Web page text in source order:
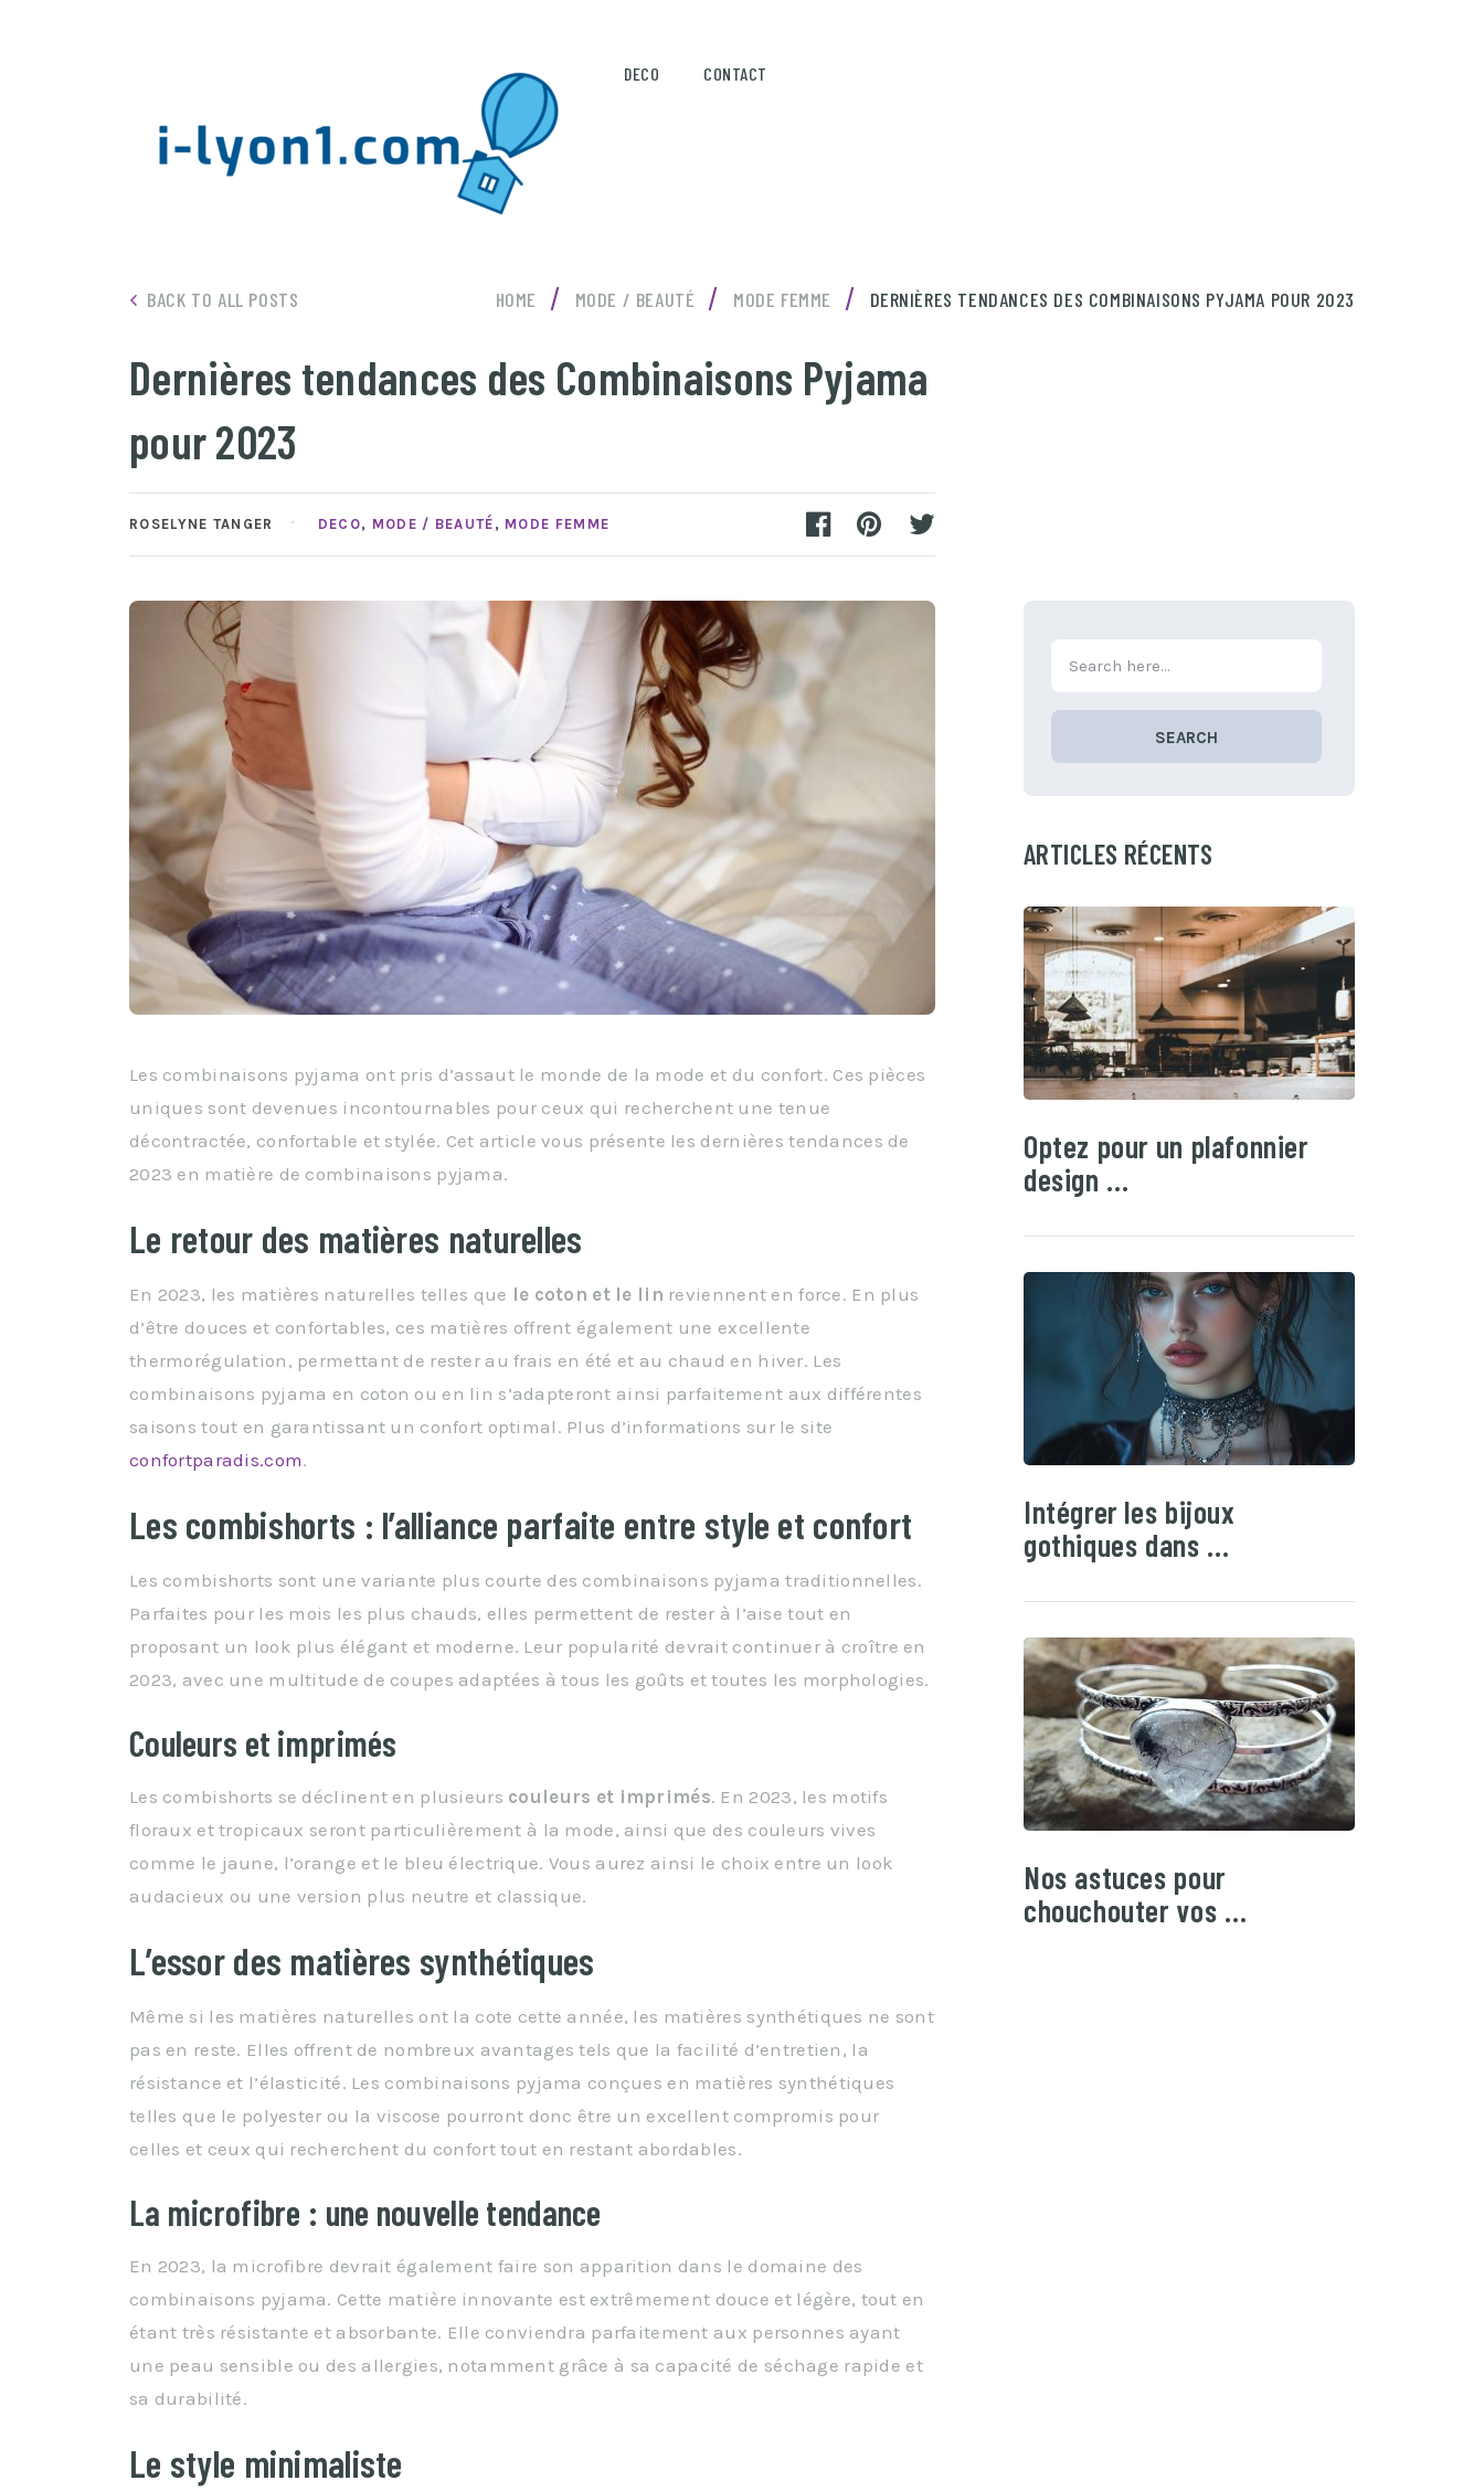
DECO CONTACT
BACK TO ALL POSTS HOME / MODE / BEAUTÉ / MODE FEMME / DERNIÈRES TENDANCES DES COMBINAISONS PYJAMA POUR 2023
Dernières tendances des Combinaisons Pyjama
pour 2023
ROSELYNE TANGER DECO, MODE / BEAUTÉ , MODE FEMME
Les combinaisons pyjama ont pris d’assaut le monde de la mode et du confort. Ces pièces
uniques sont devenues incontournables pour ceux qui recherchent une tenue
décontractée, confortable et stylée. Cet article vous présente les dernières tendances de
2023 en matière de combinaisons pyjama.
Le retour des matières naturelles
En 2023, les matières naturelles telles que le coton et le lin reviennent en force. En plus
d’être douces et confortables, ces matières offrent également une excellente
thermorégulation, permettant de rester au frais en été et au chaud en hiver. Les
combinaisons pyjama en coton ou en lin s’adapteront ainsi parfaitement aux différentes
saisons tout en garantissant un confort optimal. Plus d’informations sur le site
confortparadis.com.
Les combishorts : l’alliance parfaite entre style et confort
Les combishorts sont une variante plus courte des combinaisons pyjama traditionnelles.
Parfaites pour les mois les plus chauds, elles permettent de rester à l’aise tout en
proposant un look plus élégant et moderne. Leur popularité devrait continuer à croître en
2023, avec une multitude de coupes adaptées à tous les goûts et toutes les morphologies.
Couleurs et imprimés
Les combishorts se déclinent en plusieurs couleurs et imprimés. En 2023, les motifs
floraux et tropicaux seront particulièrement à la mode, ainsi que des couleurs vives
comme le jaune, l’orange et le bleu électrique. Vous aurez ainsi le choix entre un look
audacieux ou une version plus neutre et classique.
L’essor des matières synthétiques
Même si les matières naturelles ont la cote cette année, les matières synthétiques ne sont
pas en reste. Elles offrent de nombreux avantages tels que la facilité d’entretien, la
résistance et l’élasticité. Les combinaisons pyjama conçues en matières synthétiques
telles que le polyester ou la viscose pourront donc être un excellent compromis pour
celles et ceux qui recherchent du confort tout en restant abordables.
La microfibre : une nouvelle tendance
En 2023, la microfibre devrait également faire son apparition dans le domaine des
combinaisons pyjama. Cette matière innovante est extrêmement douce et légère, tout en
étant très résistante et absorbante. Elle conviendra parfaitement aux personnes ayant
une peau sensible ou des allergies, notamment grâce à sa capacité de séchage rapide et
sa durabilité.
Le style minimaliste
SEARCH
ARTICLES RÉCENTS
Optez pour un plafonnier
design …
Intégrer les bijoux
gothiques dans …
Nos astuces pour
chouchouter vos …